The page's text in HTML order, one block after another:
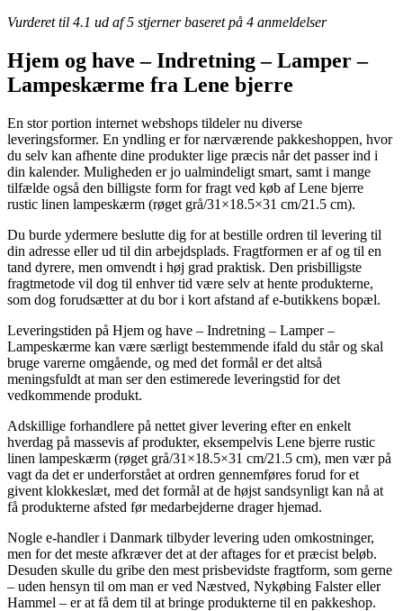
Vurderet til 4.1 ud af 5 stjerner baseret på 4 anmeldelser
Hjem og have – Indretning – Lamper –
Lampeskærme fra Lene bjerre
En stor portion internet webshops tildeler nu diverse
leveringsformer. En yndling er for nærværende pakkeshoppen, hvor
du selv kan afhente dine produkter lige præcis når det passer ind i
din kalender. Muligheden er jo ualmindeligt smart, samt i mange
tilfælde også den billigste form for fragt ved køb af Lene bjerre
rustic linen lampeskærm (røget grå/31×18.5×31 cm/21.5 cm).
Du burde ydermere beslutte dig for at bestille ordren til levering til
din adresse eller ud til din arbejdsplads. Fragtformen er af og til en
tand dyrere, men omvendt i høj grad praktisk. Den prisbilligste
fragtmetode vil dog til enhver tid være selv at hente produkterne,
som dog forudsætter at du bor i kort afstand af e-butikkens bopæl.
Leveringstiden på Hjem og have – Indretning – Lamper –
Lampeskærme kan være særligt bestemmende ifald du står og skal
bruge varerne omgående, og med det formål er det altså
meningsfuldt at man ser den estimerede leveringstid for det
vedkommende produkt.
Adskillige forhandlere på nettet giver levering efter en enkelt
hverdag på massevis af produkter, eksempelvis Lene bjerre rustic
linen lampeskærm (røget grå/31×18.5×31 cm/21.5 cm), men vær på
vagt da det er underforstået at ordren gennemføres forud for et
givent klokkeslæt, med det formål at de højst sandsynligt kan nå at
få produkterne afsted før medarbejderne drager hjemad.
Nogle e-handler i Danmark tilbyder levering uden omkostninger,
men for det meste afkræver det at der aftages for et præcist beløb.
Desuden skulle du gribe den mest prisbevidste fragtform, som gerne
– uden hensyn til om man er ved Næstved, Nykøbing Falster eller
Hammel – er at få dem til at bringe produkterne til en pakkeshop.